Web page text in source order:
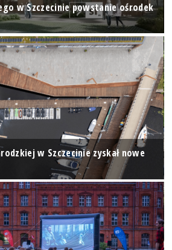
w Szczecinie powstanie ośrodek
w Szczecinie zyskał nowe